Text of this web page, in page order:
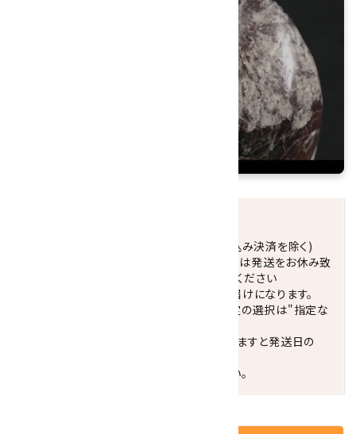
正午までのご注文で当日発送致します。(振込み決済を除く)
休業日(水曜日、第1．3木曜日)と臨時休業日は発送をお休み致
します。 営業日カレンダー(左下段)をご確認ください
配達ご希望日がない場合は、最短日でのお届けになります。
※最短でのお届けをご希望の場合、時間指定の選択は"指定な
お届けの地域によっては、時間帯を指定されますと発送日の
ご不明な点はお気軽にお問い合わせください。